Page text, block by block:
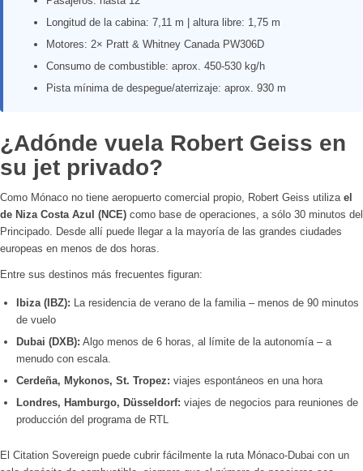
Longitud de la cabina: 7,11 m | altura libre: 1,75 m
Motores: 2× Pratt & Whitney Canada PW306D
Consumo de combustible: aprox. 450-530 kg/h
Pista mínima de despegue/aterrizaje: aprox. 930 m
¿Adónde vuela Robert Geiss en
su jet privado?
Como Mónaco no tiene aeropuerto comercial propio, Robert Geiss utiliza el
de Niza Costa Azul (NCE) como base de operaciones, a sólo 30 minutos del
Principado. Desde allí puede llegar a la mayoría de las grandes ciudades
europeas en menos de dos horas.
Entre sus destinos más frecuentes figuran:
Ibiza (IBZ): La residencia de verano de la familia – menos de 90 minutos
de vuelo
Dubai (DXB): Algo menos de 6 horas, al límite de la autonomía – a
menudo con escala.
Cerdeña, Mykonos, St. Tropez: viajes espontáneos en una hora
Londres, Hamburgo, Düsseldorf: viajes de negocios para reuniones de
producción del programa de RTL
El Citation Sovereign puede cubrir fácilmente la ruta Mónaco-Dubai con un